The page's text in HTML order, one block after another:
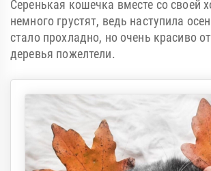
Серенькая кошечка вместе со своей
немного грустят, ведь наступила
стало прохладно, но очень красиво
деревья пожелтели.